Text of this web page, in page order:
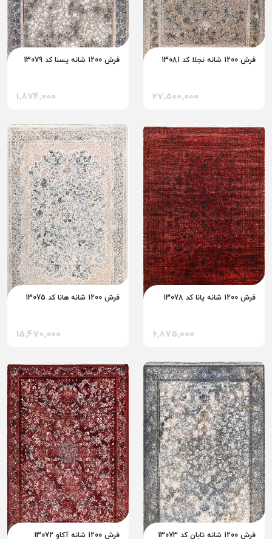
فرش 1200 شانه نجلا کد 13081
27٬500٬000
فرش 1200 شانه یسنا کد 13079
1٬874٬000
فرش 1200 شانه یانا کد 13078
6٬875٬000
فرش 1200 شانه هانا کد 13075
15٬470٬000
فرش 1200 شانه تابان کد 13073 فرش 1200 شانه آکاو 13072